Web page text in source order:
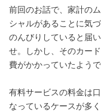
前回のお話で、家計の
シャルがあることに気
のんびりしていると届
せ。しかし、そのカー
費がかかっていたよう
有料サービスの料金は
なっているケースが多